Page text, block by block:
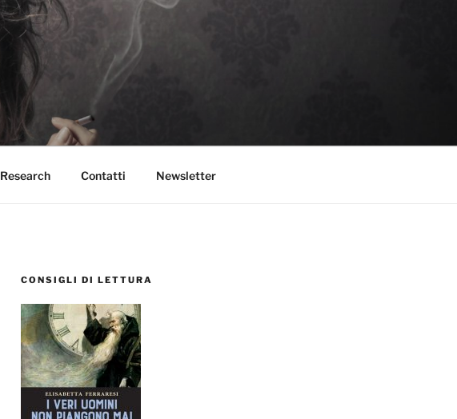
Research Contatti Newsletter
CONSIGLI DI LETTURA